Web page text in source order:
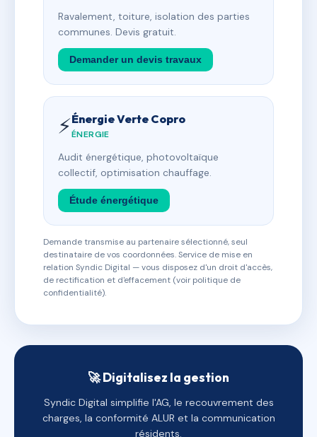
Ravalement, toiture, isolation des parties
communes. Devis gratuit.
Demander un devis travaux
⚡Énergie Verte Copro
ÉNERGIE
Audit énergétique, photovoltaïque
collectif, optimisation chauffage.
Étude énergétique
Demande transmise au partenaire sélectionné, seul
destinataire de vos coordonnées. Service de mise en
relation Syndic Digital — vous disposez d'un droit d'accès,
de rectification et d'effacement (voir politique de
confidentialité).
🚀 Digitalisez la gestion
Syndic Digital simplifie l'AG, le recouvrement des
charges, la conformité ALUR et la communication
résidents.